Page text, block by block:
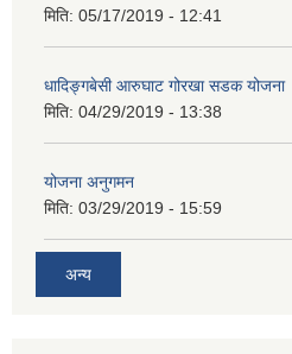
मिति: 05/17/2019 - 12:41
धादिङ्गबेसी आरुघाट गोरखा सडक योजना
मिति: 04/29/2019 - 13:38
योजना अनुगमन
मिति: 03/29/2019 - 15:59
अन्य